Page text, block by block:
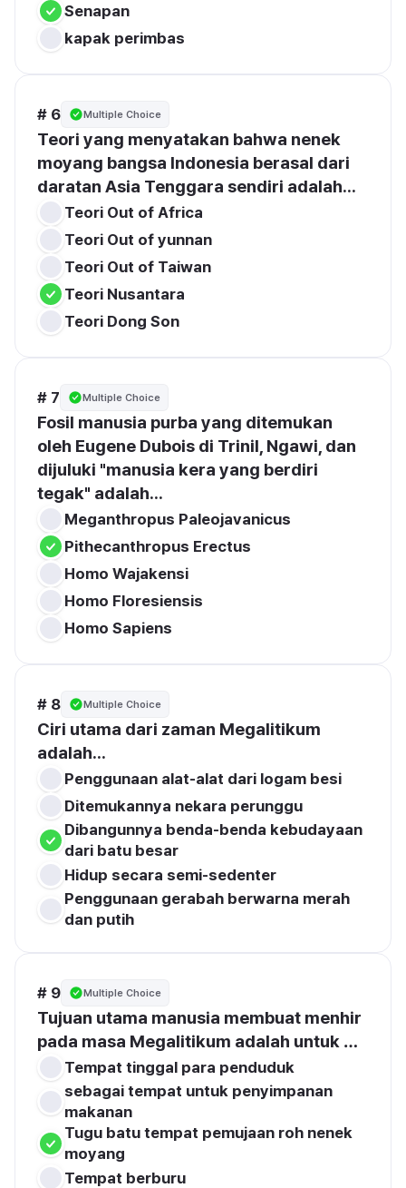
Senapan
kapak perimbas
# 6 Multiple Choice
Teori yang menyatakan bahwa nenek
moyang bangsa Indonesia berasal dari
daratan Asia Tenggara sendiri adalah...
Teori Out of Africa
Teori Out of yunnan
Teori Out of Taiwan
Teori Nusantara
Teori Dong Son
# 7 Multiple Choice
Fosil manusia purba yang ditemukan
oleh Eugene Dubois di Trinil, Ngawi, dan
dijuluki "manusia kera yang berdiri
tegak" adalah...
Meganthropus Paleojavanicus
Pithecanthropus Erectus
Homo Wajakensi
Homo Floresiensis
# 8 Multiple Choice
Ciri utama dari zaman Megalitikum
adalah...
Penggunaan alat-alat dari logam besi
Ditemukannya nekara perunggu
Dibangunnya benda-benda kebudayaan
dari batu besar
Hidup secara semi-sedenter
Penggunaan gerabah berwarna merah
dan putih
# 9 Multiple Choice
Tujuan utama manusia membuat menhir
pada masa Megalitikum adalah untuk …
Tempat tinggal para penduduk
sebagai tempat untuk penyimpanan
makanan
Tugu batu tempat pemujaan roh nenek
moyang